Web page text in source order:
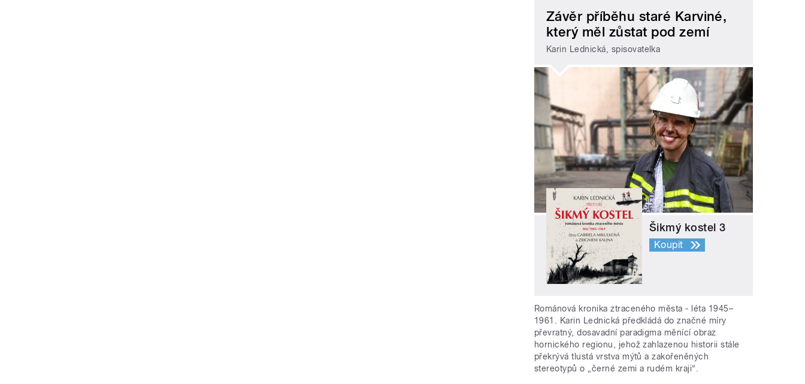
Závěr příběhu staré Karviné,
který měl zůstat pod zemí
Karin Lednická, spisovatelka
Šikmý kostel 3
Koupit
Románová kronika ztraceného města - léta 1945–
1961. Karin Lednická předkládá do značné míry
převratný, dosavadní paradigma měnící obraz
hornického regionu, jehož zahlazenou historii stále
překrývá tlustá vrstva mýtů a zakořeněných
stereotypů o „černé zemi a rudém kraji“.